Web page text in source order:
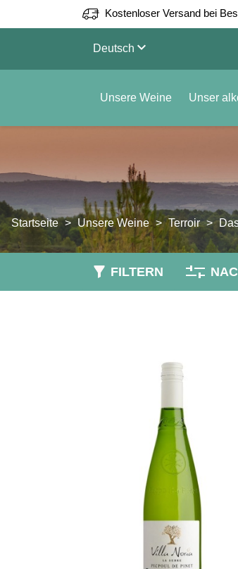
Kostenloser Versand bei
Deutschkeyboard_arrow_down
Unsere Weine Unser
Startseite Unsere Weine Terroir
FILTERN